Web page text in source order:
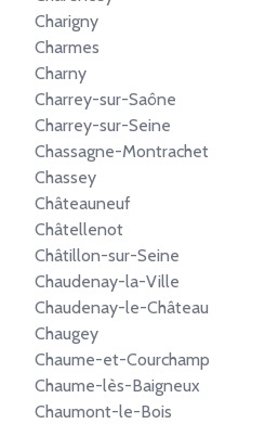
Charigny
Charmes
Charny
Charrey-sur-Saône
Charrey-sur-Seine
Chassagne-Montrachet
Chassey
Châteauneuf
Châtellenot
Châtillon-sur-Seine
Chaudenay-la-Ville
Chaudenay-le-Château
Chaugey
Chaume-et-Courchamp
Chaume-lès-Baigneux
Chaumont-le-Bois